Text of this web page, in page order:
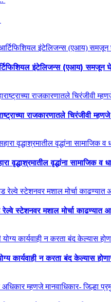
आर्टिफिशियल इंटेलिजन्स (एआय)
राजकारणातले चिरंजीवी
वृद्धाश्रमातील वृद्धांना सामाजिक व
स्टेशनवर मशाल मोर्चा काढण्यात
कार्यवाही न करता बंद केल्यास